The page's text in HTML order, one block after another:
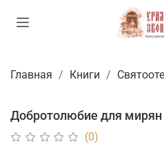
Главная Книги
Добротолюбие для мирян
(0)